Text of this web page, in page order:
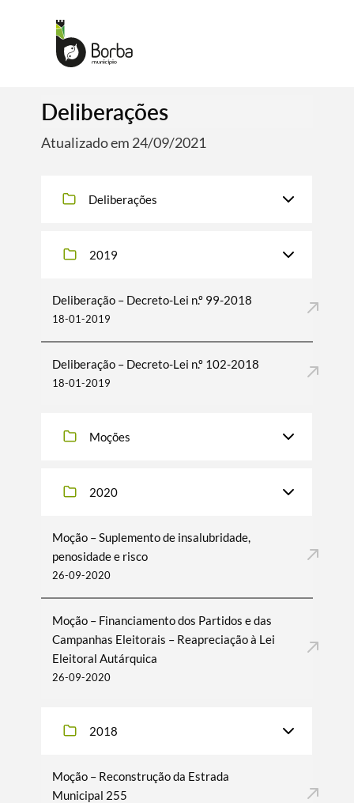
Deliberações
Atualizado em 24/09/2021
Deliberações
2019
Deliberação – Decreto-Lei n.º 99-2018
18-01-2019
Deliberação – Decreto-Lei n.º 102-2018
18-01-2019
Moções
2020
Moção – Suplemento de insalubridade,
penosidade e risco
26-09-2020
Moção – Financiamento dos Partidos e das
Campanhas Eleitorais – Reapreciação à Lei
Eleitoral Autárquica
26-09-2020
2018
Moção – Reconstrução da Estrada
Municipal 255